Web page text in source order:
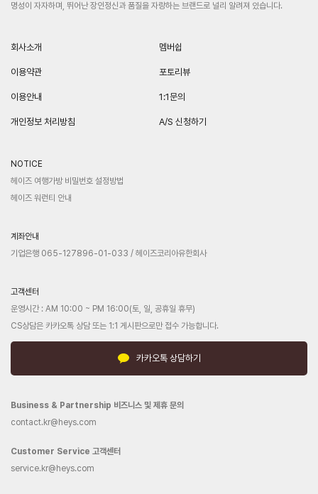
명성이 자자하며, 뛰어난 장인정신과 품질을 자랑하는 브랜드로 널리 알려져 있습니다.
회사소개
이용약관
이용안내
개인정보 처리방침
멤버쉽
포토리뷰
1:1문의
A/S 신청하기
NOTICE
헤이즈 여행가방 비밀번호 설정방법
헤이즈 워런티 안내
계좌안내
기업은행 065-127896-01-033 / 헤이즈코리아유한회사
고객센터
운영시간 : AM 10:00 ~ PM 16:00(토, 일, 공휴일 휴무)
CS상담은 카카오톡 상담 또는 1:1 게시판으로만 접수 가능합니다.
카카오톡 상담하기
Business & Partnership 비즈니스 및 제휴 문의
contact.kr@heys.com
Customer Service 고객센터
service.kr@heys.com